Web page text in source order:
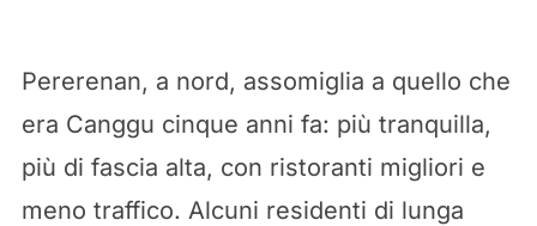
Pererenan, a nord, assomiglia a quello che
era Canggu cinque anni fa: più tranquilla,
più di fascia alta, con ristoranti migliori e
meno traffico. Alcuni residenti di lunga